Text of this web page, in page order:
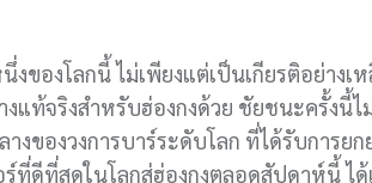
ของโลกนี้ ไม่เพียงแต่เป็นเกียรติอย่างเ
แท้จริงสำหรับฮ่องกงด้วย ชัยชนะครั้งนี้ไ
งของวงการบาร์ระดับโลก ที่ได้รับการยก
ที่ดีที่สุดในโลกสู่ฮ่องกงตลอดสัปดาห์นี้ ได้